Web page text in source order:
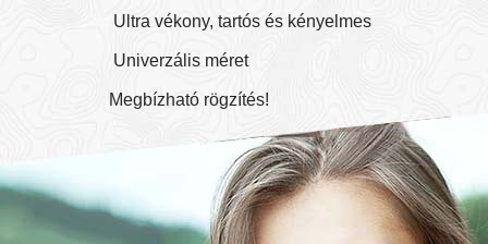
Ultra vékony, tartós és kényelmes
Univerzális méret
Megbízható rögzítés!